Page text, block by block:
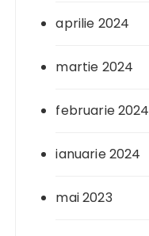
aprilie 2024
martie 2024
februarie 2024
ianuarie 2024
mai 2023